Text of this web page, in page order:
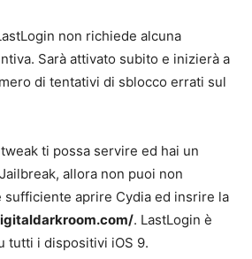
non richiede alcuna
Sarà attivato subito e inizierà a
di tentativi di sblocco errati sul
ti possa servire ed hai un
allora non puoi non
sufficiente aprire Cydia ed insrire la
. LastLogin è
tutti i dispositivi iOS 9.